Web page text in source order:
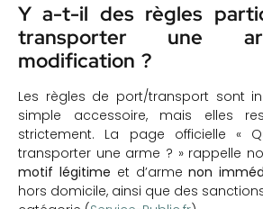
Y a-t-il des règles
transporter une
modification ?
Les règles de port/transport sont
simple accessoire, mais elles
strictement. La page officielle «
transporter une arme ? » rappelle
motif légitime et d’armenon
hors domicile, ainsi que des